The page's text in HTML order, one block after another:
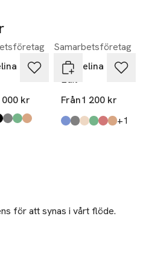
000 kr
finns i färgerna:
,
,
Samarbetsföretag
Pappelina
Edit
Från1 200 kr
Produkten finns i
dove blue,
linen,
beige,
army,
brick,
mud, +1
för att synas i vårt flöde.